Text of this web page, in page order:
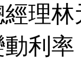
理
利